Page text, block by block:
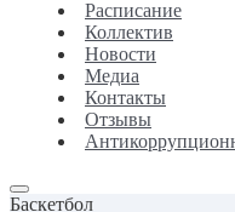
Расписание
Коллектив
Новости
Медиа
Контакты
Отзывы
Баскетбол